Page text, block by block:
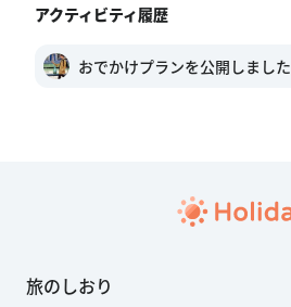
アクティビティ履歴
おでかけプランを公開しました
旅のしおり